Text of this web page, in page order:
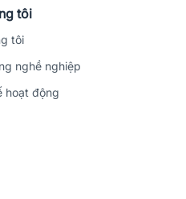
tôi
tôi
nghề nghiệp
hoạt động